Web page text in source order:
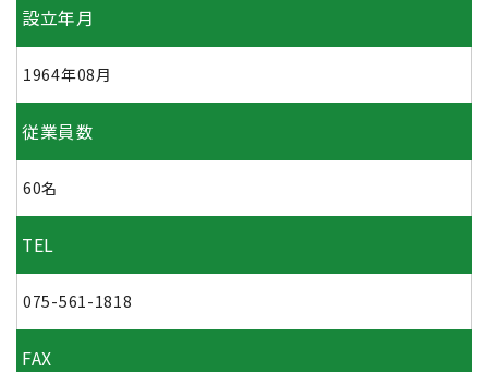
設立年月
1964年08月
従業員数
60名
TEL
075-561-1818
FAX